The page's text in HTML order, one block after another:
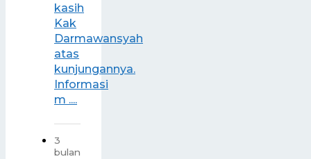
kasih
Kak
Darmawansyah
atas
kunjungannya.
Informasi
m ....
3
bulan